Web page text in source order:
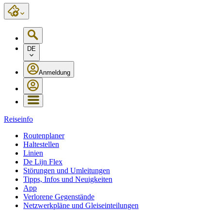
DE
Anmeldung
Reiseinfo
Routenplaner
Haltestellen
Linien
De Lijn Flex
Störungen und Umleitungen
Tipps, Infos und Neuigkeiten
App
Verlorene Gegenstände
Netzwerkpläne und Gleiseinteilungen